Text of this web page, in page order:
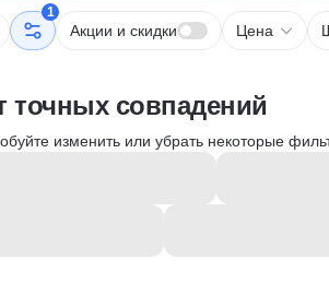
1
Акции и скидки Цена
точных совпадений
изменить или убрать некоторые